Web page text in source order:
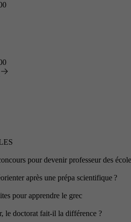
pour devenir professeur des
après une prépa scientifique ?
pour apprendre le grec
le doctorat fait-il la différence ?